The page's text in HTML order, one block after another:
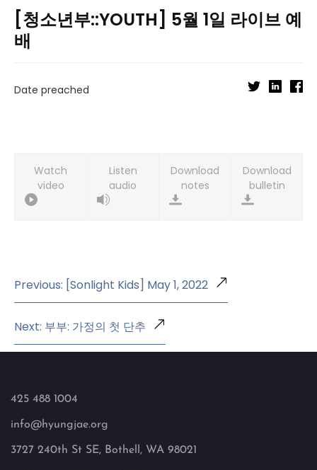
[청소년부::YOUTH] 5월 1일 라이브 예
배
Date preached
Watch
video
Listen
audio
Download
notes
Download
bulletin
Previous: [Sonlight Kids] May 1, 2022
Next: 부부: 가정의 첫 단추
425 488 1004
info@hyungjae.org
3727 240th St SE, Bothell, WA 98021